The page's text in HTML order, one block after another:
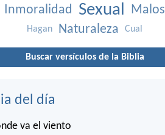
Inmoralidad Sexual Malos
Hagan Naturaleza Cual
Buscar versículos de la Biblia
del día
va el viento